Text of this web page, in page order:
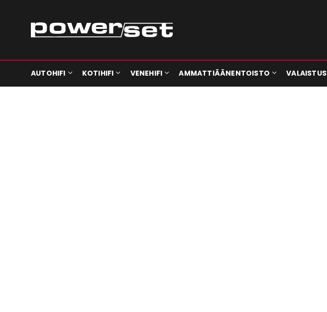
AUTOHIFI KOTIHIFI VENEHIFI AMMATTIÄÄNENTOISTO VALAISTUS